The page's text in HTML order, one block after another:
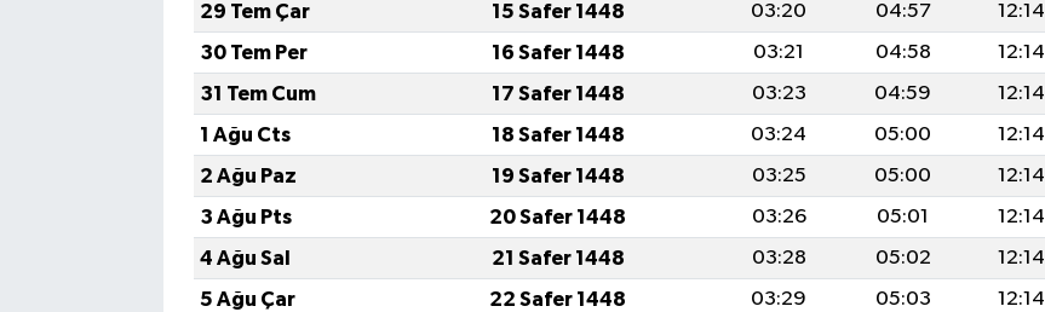
29 Tem Çar
15 Safer 1448 03:20 04:57 12:14
30 Tem Per
16 Safer 1448 03:21 04:58 12:14
31 Tem Cum
17 Safer 1448 03:23 04:59 12:14
1 Ağu Cts
18 Safer 1448 03:24 05:00 12:14
2 Ağu Paz
19 Safer 1448 03:25 05:00 12:14
3 Ağu Pts
20 Safer 1448 03:26 05:01 12:14
4 Ağu Sal
21 Safer 1448 03:28 05:02 12:14
5 Ağu Çar
22 Safer 1448 03:29 05:03 12:14